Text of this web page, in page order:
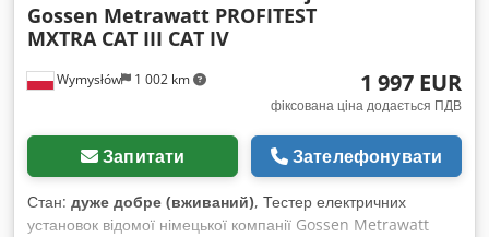
Wymysłów 1 002 km
Gossen Metrawatt PROFITEST
MXTRA CAT III CAT IV
1 997 EUR
фіксована ціна додається ПДВ
Запитати Зателефонувати
Стан: дуже добре (вживаний), Тестер електричних
установок відомої німецької компанії Gossen Metrawatt